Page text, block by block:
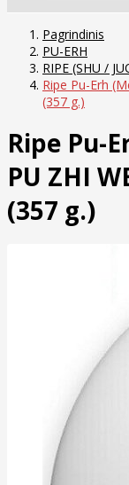
Pagrindinis
PU-ERH
RIPE (SHU /
Ripe Pu-Erh
(357 g.)
Ripe Pu-
PU ZHI
(357 g.)